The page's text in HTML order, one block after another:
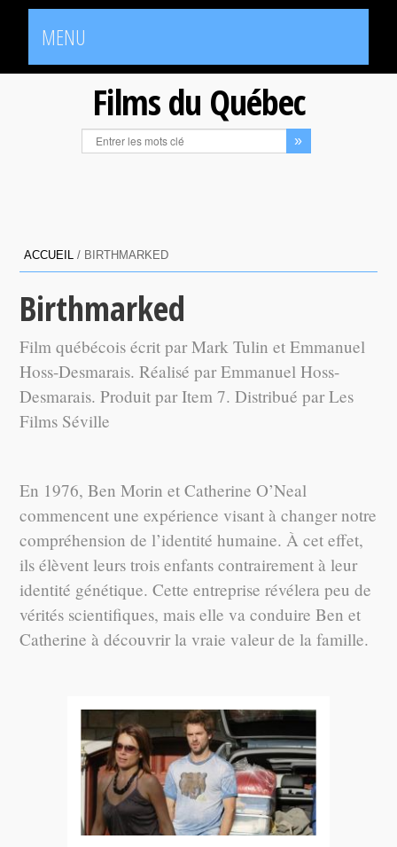
MENU
Films du Québec
ACCUEIL / BIRTHMARKED
Birthmarked
Film québécois écrit par Mark Tulin et Emmanuel
Hoss-Desmarais. Réalisé par Emmanuel Hoss-
Desmarais. Produit par Item 7. Distribué par Les
Films Séville
En 1976, Ben Morin et Catherine O’Neal
commencent une expérience visant à changer notre
compréhension de l’identité humaine. À cet effet,
ils élèvent leurs trois enfants contrairement à leur
identité génétique. Cette entreprise révélera peu de
vérités scientifiques, mais elle va conduire Ben et
Catherine à découvrir la vraie valeur de la famille.